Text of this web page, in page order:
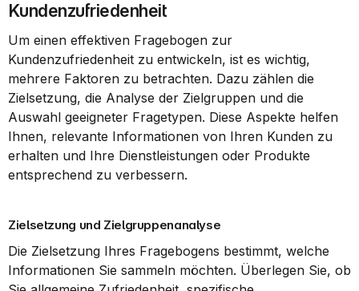
Kundenzufriedenheit
Um einen effektiven Fragebogen zur
Kundenzufriedenheit zu entwickeln, ist es wichtig,
mehrere Faktoren zu betrachten. Dazu zählen die
Zielsetzung, die Analyse der Zielgruppen und die
Auswahl geeigneter Fragetypen. Diese Aspekte helfen
Ihnen, relevante Informationen von Ihren Kunden zu
erhalten und Ihre Dienstleistungen oder Produkte
entsprechend zu verbessern.
Zielsetzung und Zielgruppenanalyse
Die Zielsetzung Ihres Fragebogens bestimmt, welche
Informationen Sie sammeln möchten. Überlegen Sie, ob